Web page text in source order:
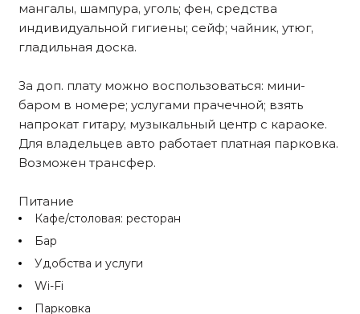
мангалы, шампура, уголь; фен, средства
индивидуальной гигиены; сейф; чайник, утюг,
гладильная доска.
За доп. плату можно воспользоваться: мини-
баром в номере; услугами прачечной; взять
напрокат гитару, музыкальный центр с караоке.
Для владельцев авто работает платная парковка.
Возможен трансфер.
Питание
Кафе/столовая: ресторан
Бар
Удобства и услуги
Wi-Fi
Парковка